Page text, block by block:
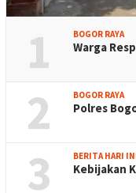
1 BOGOR RAYA
Warga
2 BOGOR RAYA
Polres
3 BERITA HARI
Kebijakan